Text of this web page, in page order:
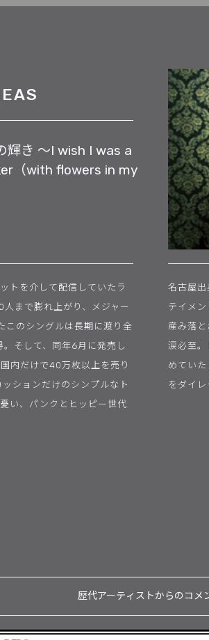
輝き 〜I wish I was a
（with flowers in my
トを介して配信していたラ
まで膨れ上がり、メジャー
このシングルは長期に渡り全
そして、同年6月に発売し
内だけで40万枚以上を売り
ションだけのシンプルなト
い、パンクとヒッピー世代
名古屋
テイメ
産み落
涙必至
めてい
をダイ
歴代アーティストからのコメ